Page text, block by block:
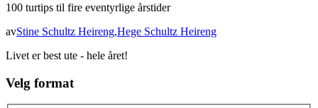
100 turtips til fire eventyrlige årstider
avStine Schultz Heireng,Hege Schultz Heireng
Livet er best ute - hele året!
Velg format